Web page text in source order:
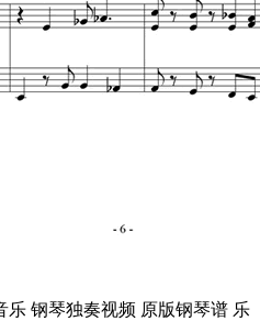
乐 钢琴独奏视频 原版钢琴谱 乐